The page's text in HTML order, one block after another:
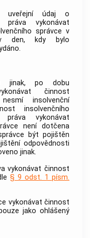
uveřejní údaj o
práva vykonávat
správce v
den, kdy bylo
jinak, po dobu
činnost
insolvenční
insolvenčního
vykonávat
není dotčena
být pojištěn
odpovědnosti
jinak.
vykonávat činnost
§ 9 odst. 1 písm.
vykonávat činnost
jako ohlášený